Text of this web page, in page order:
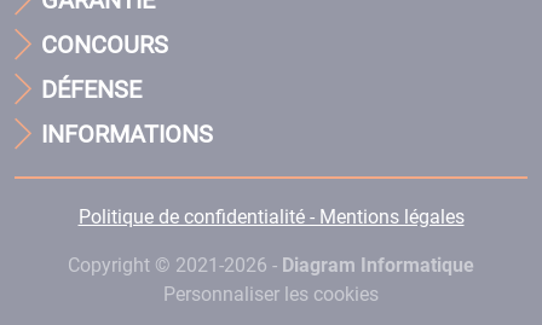
CONCOURS
DÉFENSE
INFORMATIONS
Politique de confidentialité - Mentions légales
Copyright © 2021-2026 - Diagram Informatique
Personnaliser les cookies